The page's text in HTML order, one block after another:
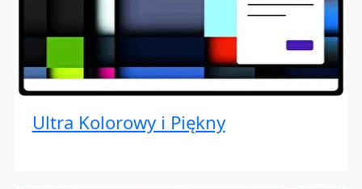
Ultra Kolorowy i Piękny